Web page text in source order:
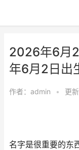
2026年6月
年6月2日出
作者： admin • 更
名字是很重要的东